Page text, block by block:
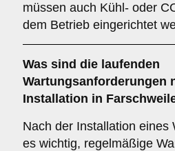
müssen auch Kühl- oder
dem Betrieb eingerichtet
Was sind die laufenden
Wartungsanforderungen
Installation in
Nach der Installation eines
es wichtig, regelmäßige